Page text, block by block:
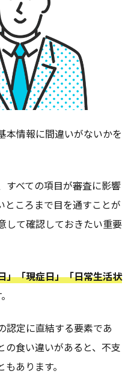
本情報に間違いがないかを
すべての項目が審査に影響
ところまで目を通すことが
して確認しておきたい重要
」「現症日」「日常生活状
認定に直結する要素であ
の食い違いがあると、不支
あります。